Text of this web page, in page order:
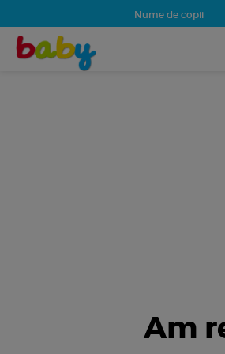
Nume de copii
Am